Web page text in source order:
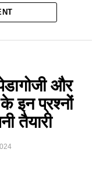
और
इन प्रश्नों
तैयारी